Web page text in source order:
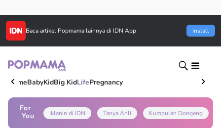
Baca artikel Popmama lainnya di IDN App Install
HomeBabyKidBig KidLifePregnancy
For
You
Iklanin di IDN Tanya Ahli Kumpulan Dongeng